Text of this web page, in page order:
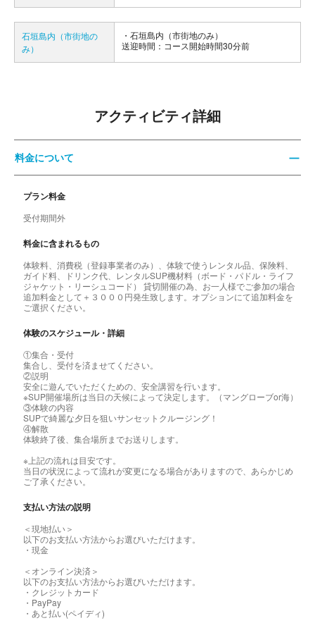
石垣島内（市街地の
み）
石垣島内（市街地のみ）
送迎時間：コース開始時間30分前
アクティビティ詳細
料金について
プラン料金
受付期間外
料金に含まれるもの
体験料、消費税（登録事業者のみ）、体験で使うレンタル品、保険料、
ガイド料、ドリンク代、レンタルSUP機材料（ボード・パドル・ライフ
ジャケット・リーシュコード） 貸切開催の為、お一人様でご参加の場合
追加料金として＋３０００円発生致します。オプションにて追加料金を
ご選択ください。
体験のスケジュール・詳細
①集合・受付
集合し、受付を済ませてください。
②説明
安全に遊んでいただくための、安全講習を行います。
※SUP開催場所は当日の天候によって決定します。（マングローブor海）
③体験の内容
SUPで綺麗な夕日を狙いサンセットクルージング！
④解散
体験終了後、集合場所までお送りします。
※上記の流れは目安です。
当日の状況によって流れが変更になる場合がありますので、あらかじめ
ご了承ください。
支払い方法の説明
＜現地払い＞
以下のお支払い方法からお選びいただけます。
・現金
＜オンライン決済＞
以下のお支払い方法からお選びいただけます。
・クレジットカード
・PayPay
・あと払い(ペイディ)